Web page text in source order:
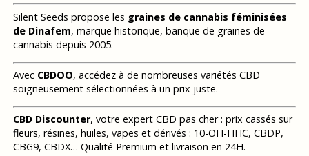
Silent Seeds propose les graines de cannabis féminisées
de Dinafem, marque historique, banque de graines de
cannabis depuis 2005.
Avec CBDOO, accédez à de nombreuses variétés CBD
soigneusement sélectionnées à un prix juste.
CBD Discounter, votre expert CBD pas cher : prix cassés sur
fleurs, résines, huiles, vapes et dérivés : 10-OH-HHC, CBDP,
CBG9, CBDX… Qualité Premium et livraison en 24H.